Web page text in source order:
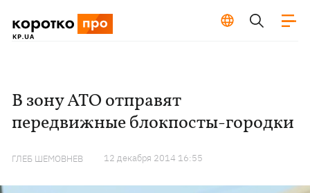
В зону АТО отправят
передвижные блокпосты-городки
ГЛЕБ ШЕМОВНЕВ 12 декабря 2014 16:55